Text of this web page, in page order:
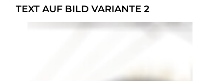
TEXT AUF BILD VARIANTE 2